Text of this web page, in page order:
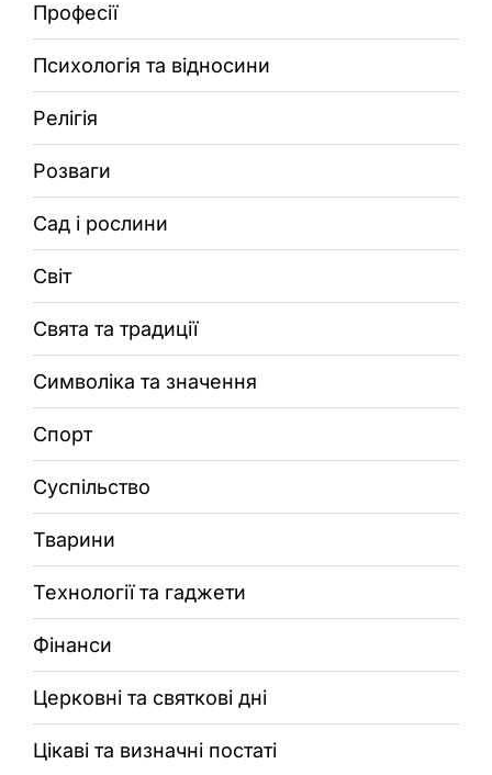
Професії
Психологія та відносини
Релігія
Розваги
Сад і рослини
Світ
Свята та традиції
Символіка та значення
Спорт
Суспільство
Тварини
Технології та гаджети
Фінанси
Церковні та святкові дні
Цікаві та визначні постаті